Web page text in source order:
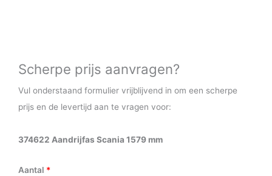
Scherpe prijs aanvragen?
Vul onderstaand formulier vrijblijvend in om een scherpe
prijs en de levertijd aan te vragen voor:
374622 Aandrijfas Scania 1579 mm
Aantal